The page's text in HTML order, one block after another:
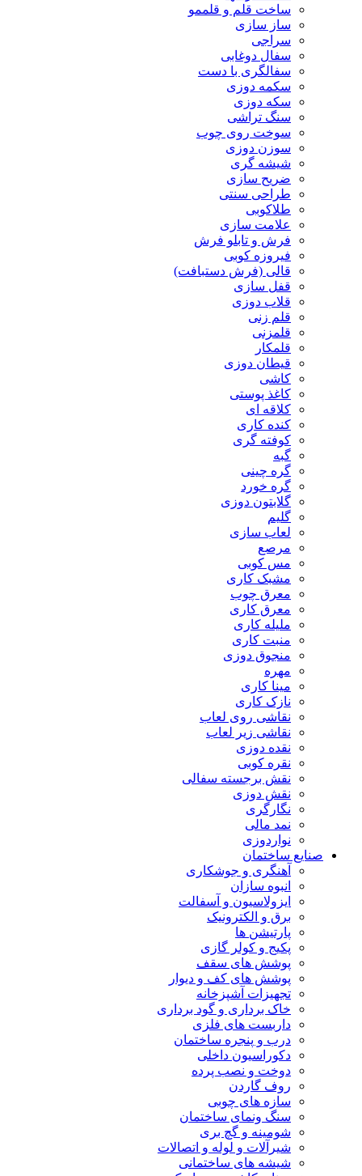
ساخت قلم و قلممو
ساز سازی
سراجی
سفال دوغابی
سفالگری با دست
سکمه دوزی
سکه دوزی
سنگ تراشی
سوخت روی چوب
سوزن دوزی
شیشه گری
ضریح سازی
طراحی سنتی
طلاکوبی
علامت سازی
فرش و تابلو فرش
فیروزه کوبی
قالی (فرش دستبافت)
قفل سازی
قلاب دوزی
قلم زنی
قلمزنی
قلمکار
قیطان دوزی
کاشی
کاغذ پوستی
کلاقه ای
کنده کاری
کوفته گری
گبه
گره چینی
گره خورد
گلابتون دوزی
گلیم
لعاب سازی
مرصع
مس کوبی
مشبک کاری
معرق چوب
معرق کاری
مليله کاری
منبت کاری
منجوق دوزی
مهره
مینا کاری
نازک کاری
نقاشی روی لعاب
نقاشی زیر لعاب
نقده دوزی
نقره کوبی
نقش برجسته سفالی
نقش دوزی
نگارگری
نمد مالی
نواردوزی
صنایع ساختمان
آهنگری و جوشکاری
انبوه سازان
ایزولاسیون و آسفالت
برق و الکترونیک
پارتیشن ها
پکیج و کولر گازی
پوشش های سقف
پوشش های کف و دیوار
تجهیزات آشپزخانه
خاک برداری و گود برداری
داربست های فلزی
درب و پنجره ساختمان
دکوراسیون داخلی
دوخت و نصب پرده
روف گاردن
سازه های چوبی
سنگ ونمای ساختمان
شومینه و گچ بری
شیرآلات و لوله و اتصالات
شیشه های ساختمانی